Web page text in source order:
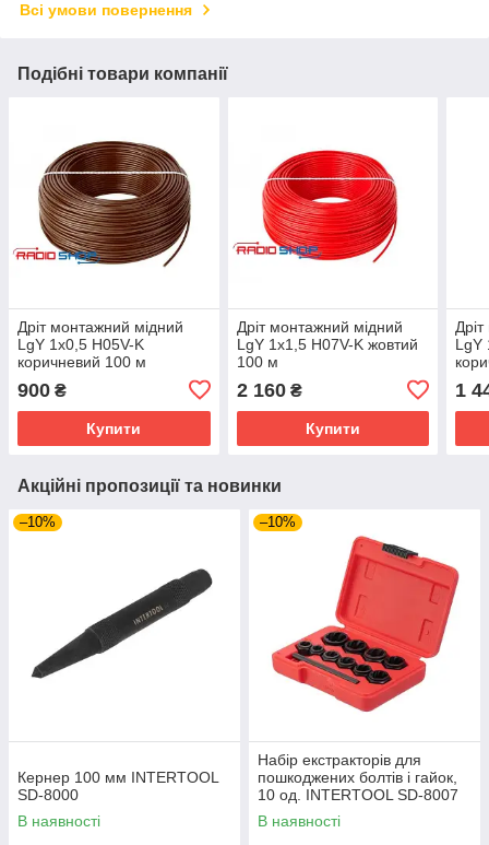
Всі умови повернення
Подібні товари компанії
Дріт монтажний мідний
LgY 1x0,5 H05V-K
коричневий 100 м
900 ₴
Купити
Дріт монтажний мідний
LgY 1x1,5 H07V-K жовтий
100 м
2 160₴
Купити
LgY
1
Акційні пропозиції та новинки
–10%
Кернер 100 мм INTERTOOL
SD-8000
В наявності
–10%
Набір екстракторів для
пошкоджених болтів і гайок,
10 од. INTERTOOL SD-8007
В наявності